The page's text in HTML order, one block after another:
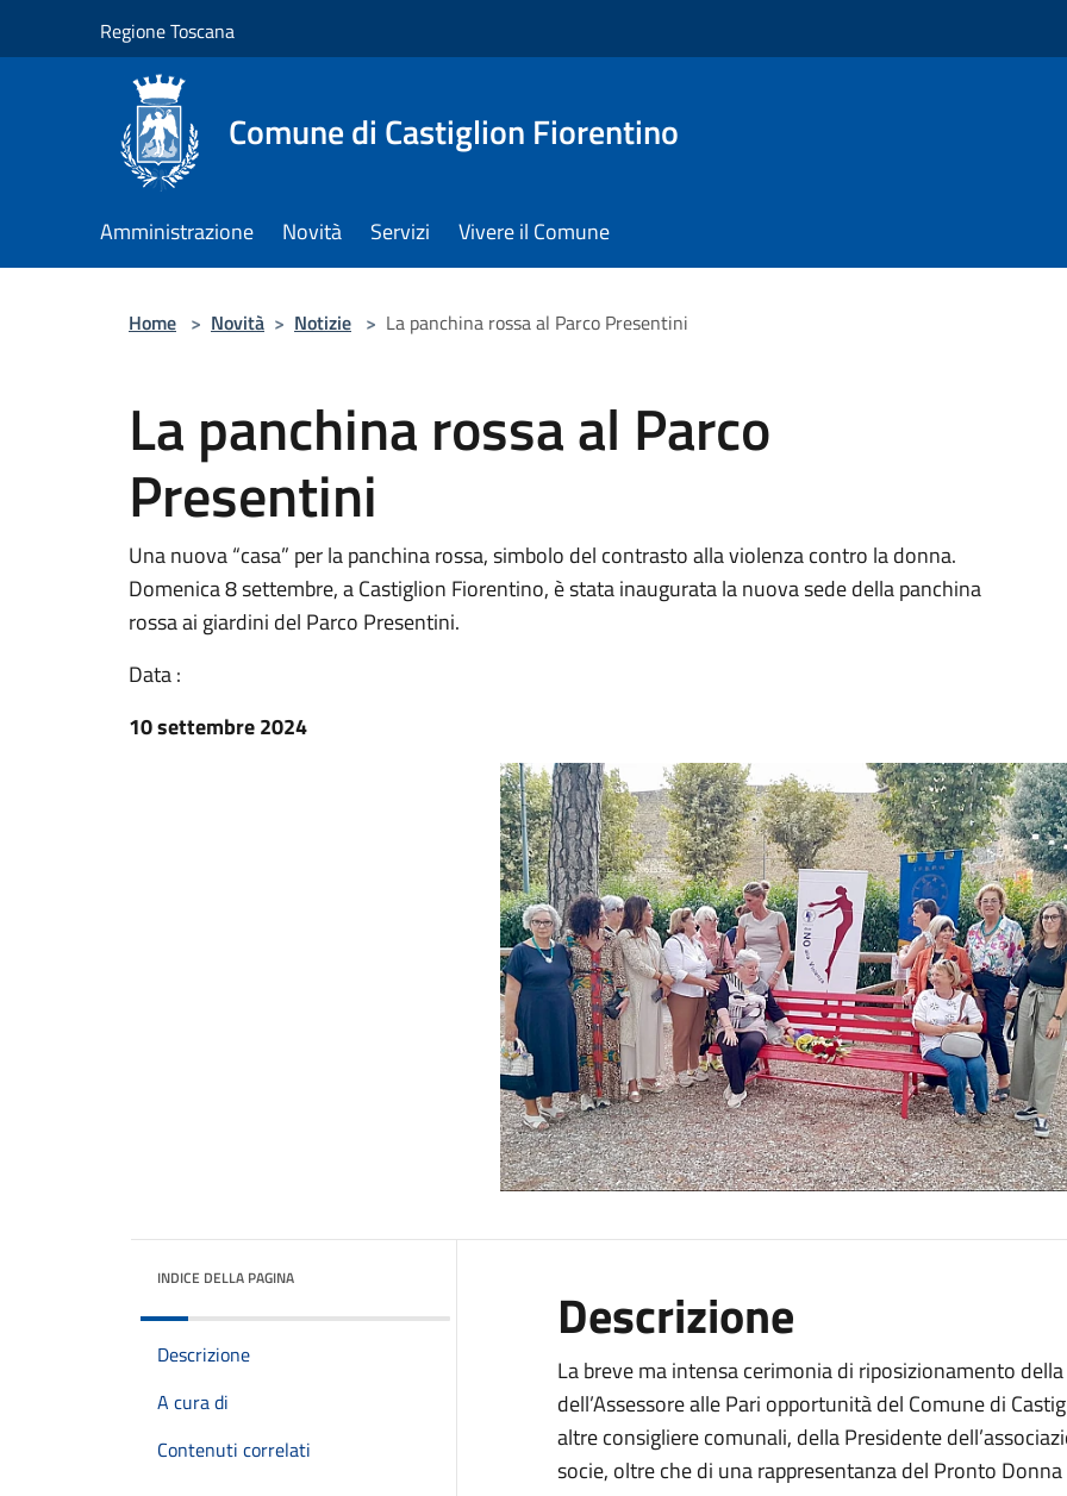
Regione Toscana
Comune di Castiglion Fiorentino
Amministrazione Novità Servizi Vivere il Comune
Home > Novità > Notizie > La panchina rossa al Parco Presentini
La panchina rossa al Parco
Presentini
Una nuova “casa” per la panchina rossa, simbolo del contrasto alla violenza contro la donna.
Domenica 8 settembre, a Castiglion Fiorentino, è stata inaugurata la nuova sede della panchina
rossa ai giardini del Parco Presentini.
Data :
10 settembre 2024
INDICE DELLA PAGINA
Descrizione
A cura di
Contenuti correlati
Descrizione
La breve ma intensa cerimonia di riposizionamento
dell’Assessore alle Pari opportunità del Comune di
altre consigliere comunali, della Presidente
socie, oltre che di una rappresentanza del Pronto